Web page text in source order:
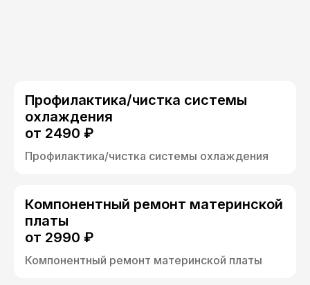
Профилактика/чистка системы
охлаждения
от 2490 ₽
Профилактика/чистка системы охлаждения
Компонентный ремонт материнской
платы
от 2990 ₽
Компонентный ремонт материнской платы